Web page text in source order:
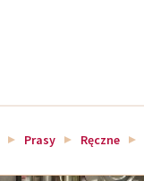
Prasy Ręczne